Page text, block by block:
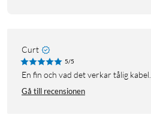
Curt
5/5
En fin och vad det verkar tålig kabel.
Gå till recensionen